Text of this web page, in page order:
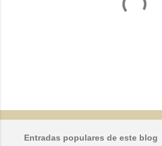
Entradas populares de este blog